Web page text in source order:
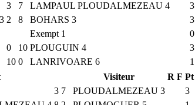
3 7 LAMPAUL PLOUDALMEZEAU 4
3
2 8 BOHARS 3
3
Exempt 1
0
0 10 PLOUGUIN 4
3
10 0 LANRIVOARE 6
1
Visiteur R F Pt
3 7 PLOUDALMEZEAU 3
3